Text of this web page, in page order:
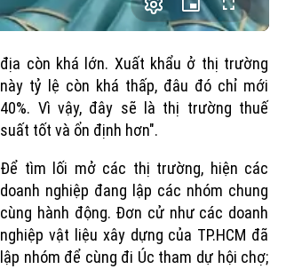
Picture-
in-
Fullscreen
địa còn khá lớn. Xuất khẩu ở thị trường
này tỷ lệ còn khá thấp, đâu đó chỉ mới
40%. Vì vậy, đây sẽ là thị trường thuế
suất tốt và ổn định hơn".
Để tìm lối mở các thị trường, hiện các
doanh nghiệp đang lập các nhóm chung
cùng hành động. Đơn cử như các doanh
nghiệp vật liệu xây dựng của TP.HCM đã
lập nhóm để cùng đi Úc tham dự hội chợ;